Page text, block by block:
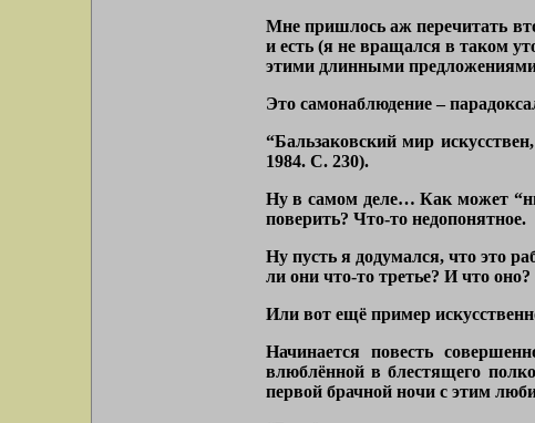
Мне пришлось аж перечитать
и есть (я не вращался в таком
этими длинными предложениями
Это самонаблюдение –
“Бальзаковский мир
1984. С. 230).
Ну в самом деле… Как может
поверить? Что-то недопонятное.
Ну пусть я додумался, что это
ли они что-то третье? И что оно?
Или вот ещё пример
Начинается повесть
влюблённой в блестящего
первой брачной ночи с этим